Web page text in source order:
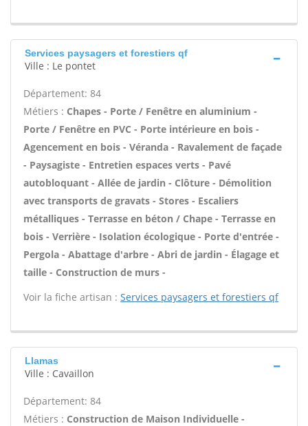
Services paysagers et forestiers qf
Ville : Le pontet
Département: 84
Métiers : Chapes - Porte / Fenêtre en aluminium -
Porte / Fenêtre en PVC - Porte intérieure en bois -
Agencement en bois - Véranda - Ravalement de façade
- Paysagiste - Entretien espaces verts - Pavé
autobloquant - Allée de jardin - Clôture - Démolition
avec transports de gravats - Stores - Escaliers
métalliques - Terrasse en béton / Chape - Terrasse en
bois - Verrière - Isolation écologique - Porte d'entrée -
Pergola - Abattage d'arbre - Abri de jardin - Élagage et
taille - Construction de murs -
Voir la fiche artisan : Services paysagers et forestiers qf
Llamas
Ville : Cavaillon
Département: 84
Métiers : Construction de Maison Individuelle -